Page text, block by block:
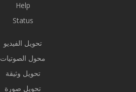
Help
Status
تحويل الفيديو
محول الصوتيات
تحويل وثيقة
تحويل صورة